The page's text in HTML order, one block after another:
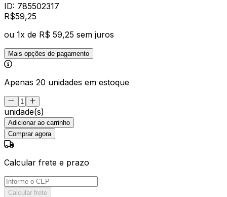
ID: 785502317
R$59,25
ou 1x de R$ 59,25 sem juros
Mais opções de pagamento
Apenas 20 unidades em estoque
unidade(s)
Adicionar ao carrinho
Comprar agora
Calcular frete e prazo
Calcular frete